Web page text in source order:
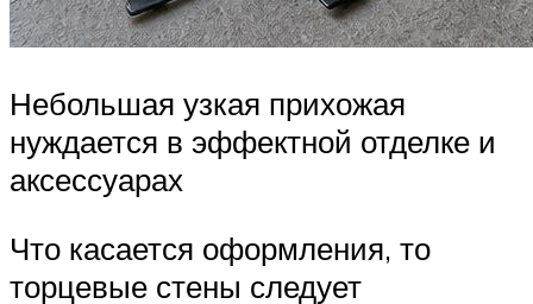
Небольшая узкая прихожая
нуждается в эффектной отделке и
аксессуарах
Что касается оформления, то
торцевые стены следует